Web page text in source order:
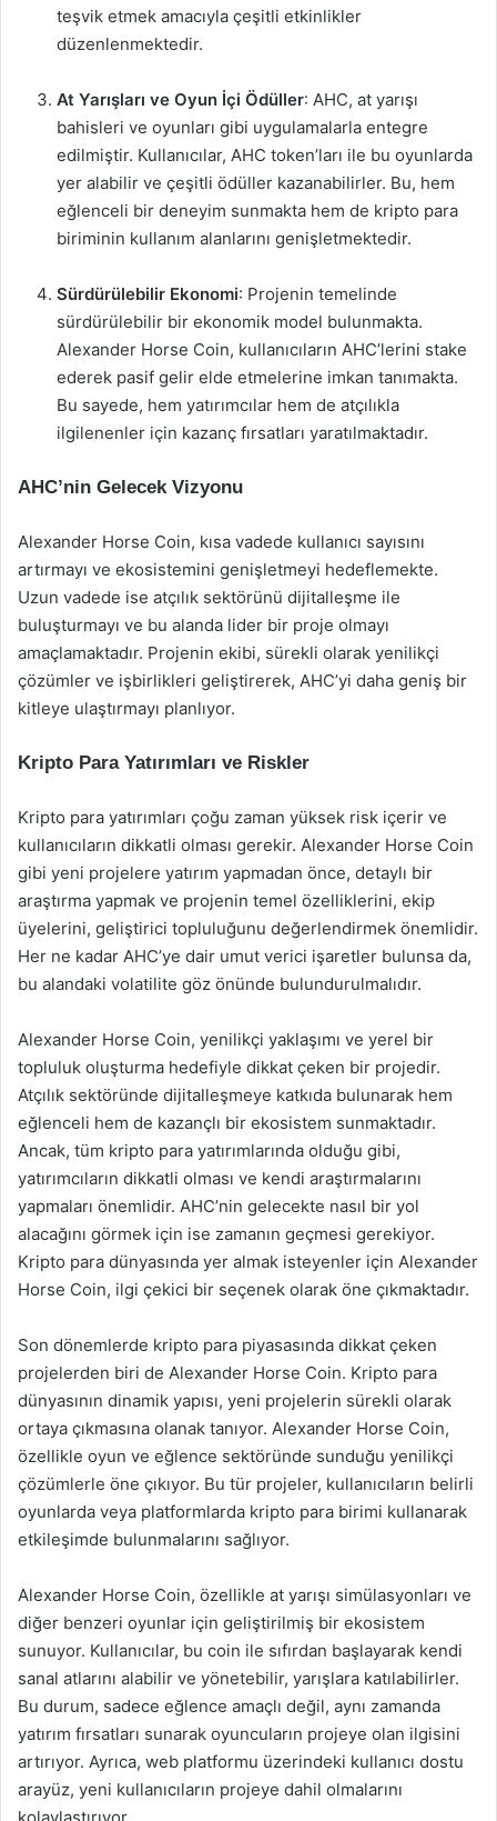
teşvik etmek amacıyla çeşitli etkinlikler
düzenlenmektedir.
At Yarışları ve Oyun İçi Ödüller: AHC, at yarışı
bahisleri ve oyunları gibi uygulamalarla entegre
edilmiştir. Kullanıcılar, AHC token’ları ile bu oyunlarda
yer alabilir ve çeşitli ödüller kazanabilirler. Bu, hem
eğlenceli bir deneyim sunmakta hem de kripto para
biriminin kullanım alanlarını genişletmektedir.
Sürdürülebilir Ekonomi: Projenin temelinde
sürdürülebilir bir ekonomik model bulunmakta.
Alexander Horse Coin, kullanıcıların AHC’lerini stake
ederek pasif gelir elde etmelerine imkan tanımakta.
Bu sayede, hem yatırımcılar hem de atçılıkla
ilgilenenler için kazanç fırsatları yaratılmaktadır.
AHC’nin Gelecek Vizyonu
Alexander Horse Coin, kısa vadede kullanıcı sayısını
artırmayı ve ekosistemini genişletmeyi hedeflemekte.
Uzun vadede ise atçılık sektörünü dijitalleşme ile
buluşturmayı ve bu alanda lider bir proje olmayı
amaçlamaktadır. Projenin ekibi, sürekli olarak yenilikçi
çözümler ve işbirlikleri geliştirerek, AHC’yi daha geniş bir
kitleye ulaştırmayı planlıyor.
Kripto Para Yatırımları ve Riskler
Kripto para yatırımları çoğu zaman yüksek risk içerir ve
kullanıcıların dikkatli olması gerekir. Alexander Horse Coin
gibi yeni projelere yatırım yapmadan önce, detaylı bir
araştırma yapmak ve projenin temel özelliklerini, ekip
üyelerini, geliştirici topluluğunu değerlendirmek önemlidir.
Her ne kadar AHC’ye dair umut verici işaretler bulunsa da,
bu alandaki volatilite göz önünde bulundurulmalıdır.
Alexander Horse Coin, yenilikçi yaklaşımı ve yerel bir
topluluk oluşturma hedefiyle dikkat çeken bir projedir.
Atçılık sektöründe dijitalleşmeye katkıda bulunarak hem
eğlenceli hem de kazançlı bir ekosistem sunmaktadır.
Ancak, tüm kripto para yatırımlarında olduğu gibi,
yatırımcıların dikkatli olması ve kendi araştırmalarını
yapmaları önemlidir. AHC’nin gelecekte nasıl bir yol
alacağını görmek için ise zamanın geçmesi gerekiyor.
Kripto para dünyasında yer almak isteyenler için Alexander
Horse Coin, ilgi çekici bir seçenek olarak öne çıkmaktadır.
Son dönemlerde kripto para piyasasında dikkat çeken
projelerden biri de Alexander Horse Coin. Kripto para
dünyasının dinamik yapısı, yeni projelerin sürekli olarak
ortaya çıkmasına olanak tanıyor. Alexander Horse Coin,
özellikle oyun ve eğlence sektöründe sunduğu yenilikçi
çözümlerle öne çıkıyor. Bu tür projeler, kullanıcıların belirli
oyunlarda veya platformlarda kripto para birimi kullanarak
etkileşimde bulunmalarını sağlıyor.
Alexander Horse Coin, özellikle at yarışı simülasyonları ve
diğer benzeri oyunlar için geliştirilmiş bir ekosistem
sunuyor. Kullanıcılar, bu coin ile sıfırdan başlayarak kendi
sanal atlarını alabilir ve yönetebilir, yarışlara katılabilirler.
Bu durum, sadece eğlence amaçlı değil, aynı zamanda
yatırım fırsatları sunarak oyuncuların projeye olan ilgisini
artırıyor. Ayrıca, web platformu üzerindeki kullanıcı dostu
arayüz, yeni kullanıcıların projeye dahil olmalarını